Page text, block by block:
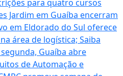
para quatro cursos
Jardim em Guaíba encerram
em Eldorado do Sul oferece
área de logística; Saiba
Guaíba abre
de Automação e